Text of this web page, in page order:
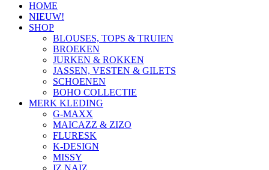
HOME
NIEUW!
SHOP
BLOUSES, TOPS & TRUIEN
BROEKEN
JURKEN & ROKKEN
JASSEN, VESTEN & GILETS
SCHOENEN
BOHO COLLECTIE
MERK KLEDING
G-MAXX
MAICAZZ & ZIZO
FLURESK
K-DESIGN
MISSY
IZ NAIZ